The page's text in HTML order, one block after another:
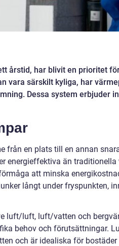
årstid, har blivit en prioritet
vara särskilt kyliga, har
Dessa system erbjuder
från en plats till en annan
energieffektiva än traditionella
att minska
långt under fryspunkten,
luft/luft, luft/vatten och
behov och förutsättningar.
och är idealiska för